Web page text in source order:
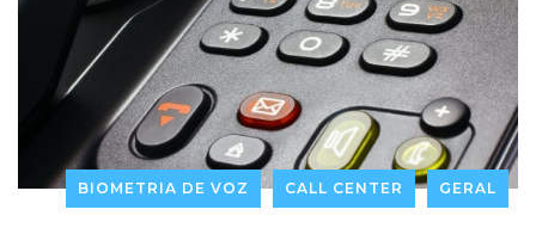
BIOMETRIA DE VOZ CALL CENTER GERAL